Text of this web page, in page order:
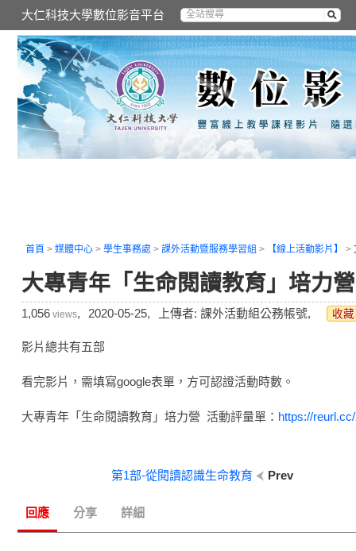
大仁科技大學數位影音平台
首頁 > 媒體中心 > 學生事務處 > 課外活動暨服務學習組 > 【線上活動影片】 >
大專青年「生命閱讀教育」培力營
1,056 views, 2020-05-25, 上傳者: 課外活動組公務帳號, 收藏
影片總共有五部
看完影片，需填寫google表單，方可認證活動時數。
大專青年「生命閱讀教育」培力營 活動評量單： https://
Prev
第1部-從閱讀認識生命教育
回應 分享 詳細